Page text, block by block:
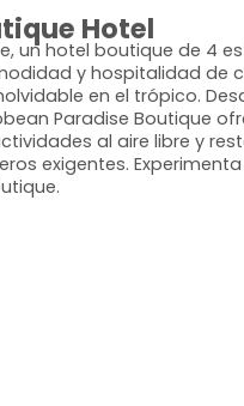
Hotel
un hotel boutique de 4
y hospitalidad de
en el trópico.
Paradise Boutique
al aire libre y
exigentes.